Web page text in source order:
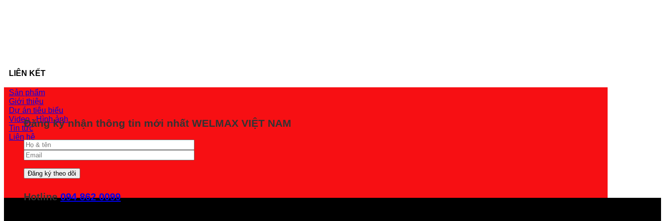
LIÊN KẾT
Sản phẩm
Giới thiệu
Dự án tiêu biểu
Video - Hình ảnh
Tin tức
Liên hệ
Đăng ký nhận thông tin mới nhất WELMAX VIỆT NAM
Hotline 094 862 0099